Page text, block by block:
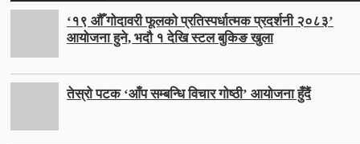
‘१९ औँ गोदावरी फूलको प्रतिस्पर्धात्मक प्रदर्शनी २०८३’
आयोजना हुने, भदौ १ देखि स्टल बुकिङ खुला
तेस्रो पटक ‘आँप सम्बन्धि विचार गोष्ठी’ आयोजना हुँदैं